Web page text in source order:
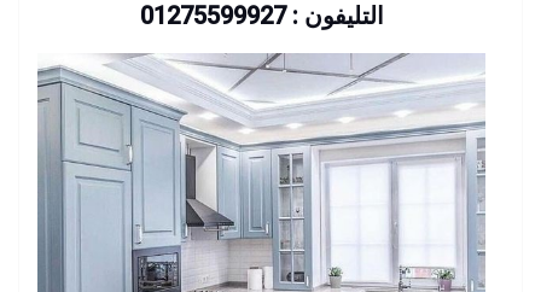
التليفون : 01275599927